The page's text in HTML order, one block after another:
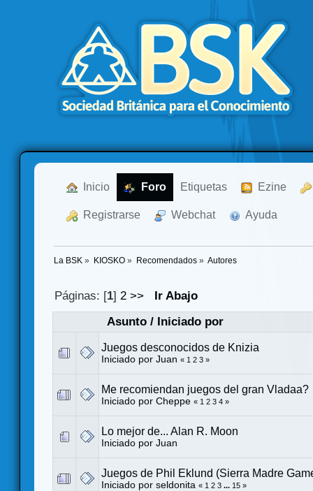
Inicio Foro Etiquetas Ezine
Registrarse Webchat Ayuda
La BSK » KIOSKO» Recomendados» Autores
Páginas: [1]2 >>
Ir Abajo
Asunto/ Iniciado por
Juegos desconocidos de Knizia
Iniciado por Juan « 1 2 3 »
Me recomiendan juegos del gran Vladaa?
Iniciado por Cheppe « 1 2 3 4 »
Lo mejor de... Alan R. Moon
Iniciado por Juan
Juegos de Phil Eklund (Sierra Madre
Iniciado por seldonita « 1 2 3 ... 15 »